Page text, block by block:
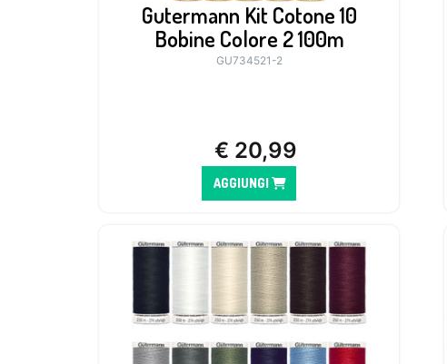
Gutermann Kit Cotone 10
Bobine Colore 2 100m
GU734521-2
€ 20,99
AGGIUNGI